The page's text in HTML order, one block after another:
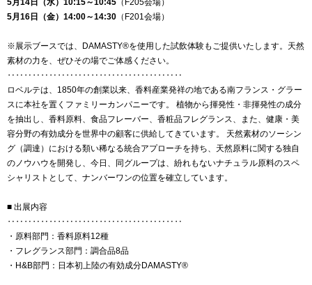
5月 14 日（水） 10:15～10:45 （ F205会場）
5月 16 日（金） 14:00～14:30 （ F201会場）
※展示ブースでは、DAMASTY®を使用した試飲体験もご提供いたします。天然
素材の力を、ぜひその場でご体感ください。
‥‥‥‥‥‥‥‥‥‥‥‥‥‥‥‥‥‥‥‥‥
ロベルテは、1850年の創業以来、香料産業発祥の地である南フランス・グラー
スに本社を置くファミリーカンパニーです。 植物から揮発性・非揮発性の成分
を抽出し、香料原料、食品フレーバー、香粧品フレグランス、また、健康・美
容分野の有効成分を世界中の顧客に供給してきています。 天然素材のソーシン
グ（調達）における類い稀なる統合アプローチを持ち、天然原料に関する独自
のノウハウを開発し、今日、同グループは、紛れもないナチュラル原料のスペ
シャリストとして、ナンバーワンの位置を確立しています。
■ 出展内容
‥‥‥‥‥‥‥‥‥‥‥‥‥‥‥‥‥‥‥‥‥
・原料部門：香料原料12種
・フレグランス部門：調合品8品
・H&B部門：日本初上陸の有効成分DAMASTY®